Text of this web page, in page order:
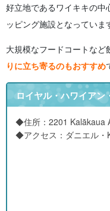
好立地であるワイキキの中
ッピング施設となっていま
大規模なフードコートなど
りに立ち寄るのもおすすめ
ロイヤル・ハワイアン
◆住所：2201 Kalākaua
◆アクセス：ダニエル・